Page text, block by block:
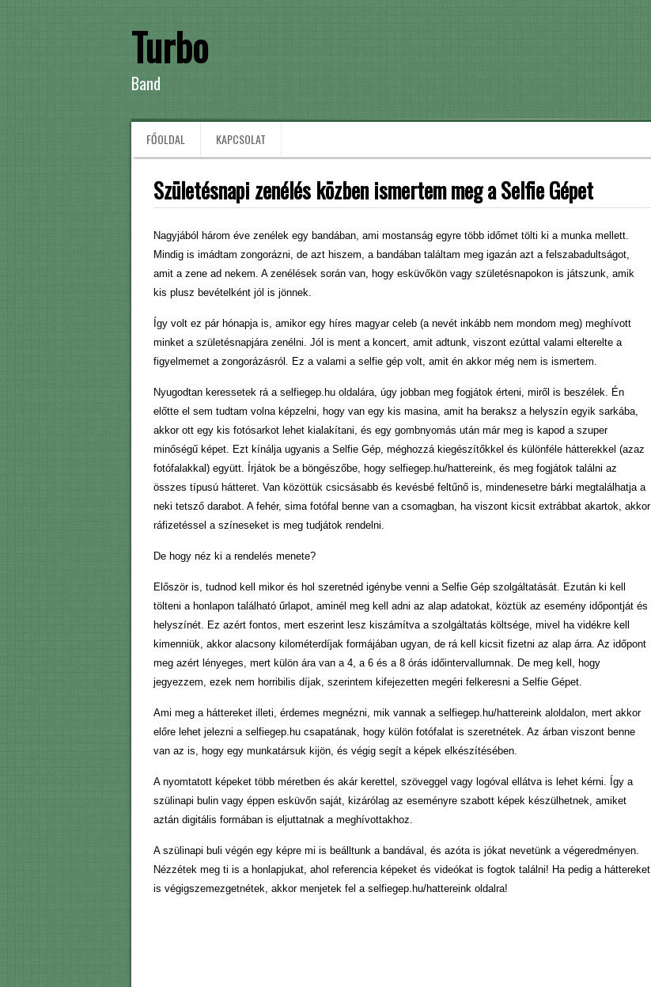
Turbo
Band
FŐOLDAL KAPCSOLAT
Születésnapi zenélés közben ismertem meg a Selfie Gépet
Nagyjából három éve zenélek egy bandában, ami mostanság egyre több időmet tölti ki a munka mellett.
Mindig is imádtam zongorázni, de azt hiszem, a bandában találtam meg igazán azt a felszabadultságot,
amit a zene ad nekem. A zenélések során van, hogy esküvőkön vagy születésnapokon is játszunk, amik
kis plusz bevételként jól is jönnek.
Így volt ez pár hónapja is, amikor egy híres magyar celeb (a nevét inkább nem mondom meg) meghívott
minket a születésnapjára zenélni. Jól is ment a koncert, amit adtunk, viszont ezúttal valami elterelte a
figyelmemet a zongorázásról. Ez a valami a selfie gép volt, amit én akkor még nem is ismertem.
Nyugodtan keressetek rá a selfiegep.hu oldalára, úgy jobban meg fogjátok érteni, miről is beszélek. Én
előtte el sem tudtam volna képzelni, hogy van egy kis masina, amit ha beraksz a helyszín egyik sarkába,
akkor ott egy kis fotósarkot lehet kialakítani, és egy gombnyomás után már meg is kapod a szuper
minőségű képet. Ezt kínálja ugyanis a Selfie Gép, méghozzá kiegészítőkkel és különféle hátterekkel (azaz
fotófalakkal) együtt. Írjátok be a böngészőbe, hogy selfiegep.hu/hattereink, és meg fogjátok találni az
összes típusú hátteret. Van közöttük csicsásabb és kevésbé feltűnő is, mindenesetre bárki megtalálhatja a
neki tetsző darabot. A fehér, sima fotófal benne van a csomagban, ha viszont kicsit extrábbat akartok, akkor
ráfizetéssel a színeseket is meg tudjátok rendelni.
De hogy néz ki a rendelés menete?
Először is, tudnod kell mikor és hol szeretnéd igénybe venni a Selfie Gép szolgáltatását. Ezután ki kell
tölteni a honlapon található űrlapot, aminél meg kell adni az alap adatokat, köztük az esemény időpontját és
helyszínét. Ez azért fontos, mert eszerint lesz kiszámítva a szolgáltatás költsége, mivel ha vidékre kell
kimenniük, akkor alacsony kilométerdíjak formájában ugyan, de rá kell kicsit fizetni az alap árra. Az időpont
meg azért lényeges, mert külön ára van a 4, a 6 és a 8 órás időintervallumnak. De meg kell, hogy
jegyezzem, ezek nem horribilis díjak, szerintem kifejezetten megéri felkeresni a Selfie Gépet.
Ami meg a háttereket illeti, érdemes megnézni, mik vannak a selfiegep.hu/hattereink aloldalon, mert akkor
előre lehet jelezni a selfiegep.hu csapatának, hogy külön fotófalat is szeretnétek. Az árban viszont benne
van az is, hogy egy munkatársuk kijön, és végig segít a képek elkészítésében.
A nyomtatott képeket több méretben és akár kerettel, szöveggel vagy logóval ellátva is lehet kérni. Így a
szülinapi bulin vagy éppen esküvőn saját, kizárólag az eseményre szabott képek készülhetnek, amiket
aztán digitális formában is eljuttatnak a meghívottakhoz.
A szülinapi buli végén egy képre mi is beálltunk a bandával, és azóta is jókat nevetünk a végeredményen.
Nézzétek meg ti is a honlapjukat, ahol referencia képeket és videókat is fogtok találni! Ha pedig a háttereket
is végigszemezgetnétek, akkor menjetek fel a selfiegep.hu/hattereink oldalra!